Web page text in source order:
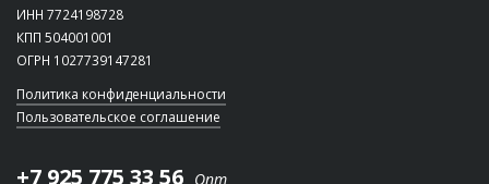
ИНН 7724198728
КПП 504001001
ОГРН 1027739147281
Политика конфиденциальности
Пользовательское соглашение
+7 925 775 33 56 Опт